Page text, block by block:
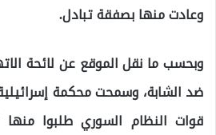
وعادت منها بصفقة تبادل.
وبحسب ما نقل الموقع عن لائحة
ضد الشابة، وسمحت محكمة
قوات النظام السوري طلبوا